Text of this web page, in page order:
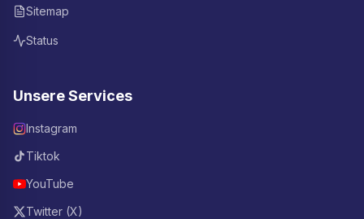
Sitemap
Status
Unsere Services
Instagram
Tiktok
YouTube
Twitter (X)